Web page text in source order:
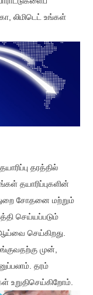
லிமிடெட் உங்கள்
தரத்தில்
தயாரிப்புகளின்
சோதனை மற்றும்
செய்யப்படும்
செய்கிறது.
முன்,
தரம்
உறுதிசெய்கிறோம்.